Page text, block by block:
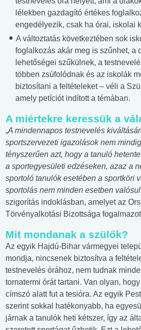
lélekben gazdagító értékes
engedélyezik, csak ha órai, iskolai
A változtatás következtében sok
foglalkozás akár meg is szűnhet, a
lehetőségei szűkülnek, a
többen zsúfolódnak és az iskolák
biztosítani a feltételeket – véli a
amely petíciót indított a témában.
A miértekre keressük a
„A mindennapos testnevelés
sportszervezeti igazolások nem
tényszerűen azt, hogy a tanuló
a sportegyesületi edzéseken, azaz a
sportoló tanulók esetében a sportköri
sportolás nem minden esetben
szigorítás indoklásban, amelyet az
Törvényalkotási Bizottsága
Mit mondanak a szülők?
Az egyik Hajdú-Bihar vármegyei
mondja, nincsenek biztosítva a
testnevelés órához, nem tudnak
tornatermi órát tartani. Van olyan,
címszó alatt fut a tesióra. Az egyik
szerint sokkal hatékonyabb, ha
járnak a tanulók heti kétszer, így az